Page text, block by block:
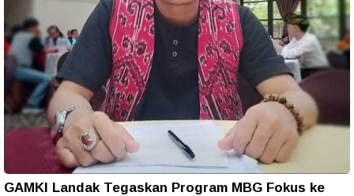
GAMKI Landak Tegaskan Program MBG Fokus ke